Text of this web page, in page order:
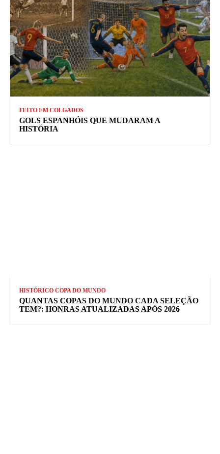
FEITO EM COLGADOS
GOLS ESPANHÓIS QUE MUDARAM A
HISTÓRIA
HISTÓRICO COPA DO MUNDO
QUANTAS COPAS DO MUNDO CADA SELEÇÃO
TEM?: HONRAS ATUALIZADAS APÓS 2026